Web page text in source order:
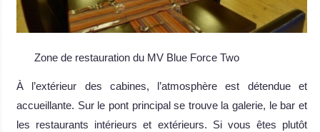
Zone de restauration du MV Blue Force Two
À l’extérieur des cabines, l’atmosphère est détendue et
accueillante. Sur le pont principal se trouve la galerie, le bar et
les restaurants intérieurs et extérieurs. Si vous êtes plutôt